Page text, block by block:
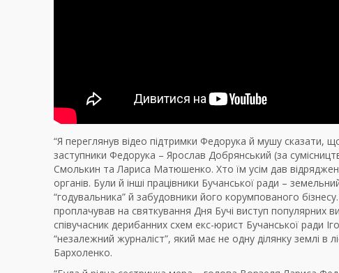
“Я переглянув відео підтримки Федорука й мушу сказати,
заступники Федорука – Ярослав Добрянський (за
Смолькин та Лариса Матюшенко. Хто їм усім дав
органів. Були й інші працівники Бучанської ради –
“годувальника” й забудовники його корумпованого
проплачував на святкування Дня Бучі виступ популярних
співучасник дерибанних схем екс-юрист Бучанської ради
“незалежний журналіст”, який має не одну ділянку землі в
Бархоленко.